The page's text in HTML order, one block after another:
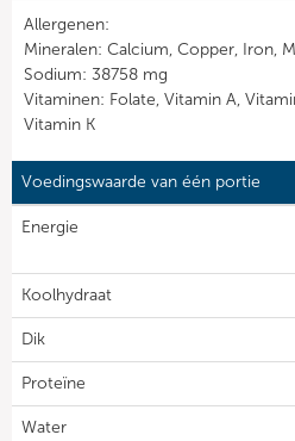
Allergenen:
Mineralen: Calcium, Copper, Iron,
Sodium: 38758 mg
Vitaminen: Folate, Vitamin A,
Vitamin K
Voedingswaarde van één portie
Energie
Koolhydraat
Dik
Proteïne
Water